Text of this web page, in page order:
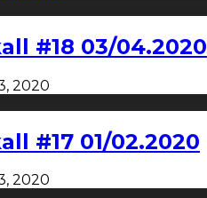
#18 03/04.2020
2020
#17 01/02.2020
2020